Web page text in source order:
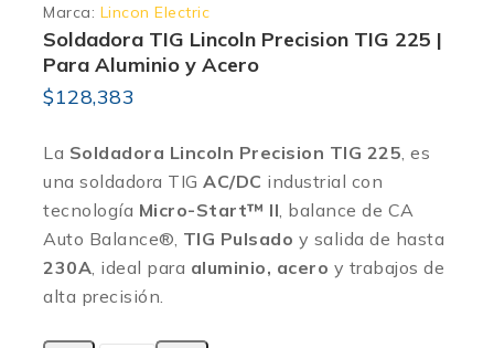
Marca: Lincon Electric
Soldadora TIG Lincoln Precision TIG 225 |
Para Aluminio y Acero
$128,383
La Soldadora Lincoln Precision TIG 225 , es
una soldadora TIG AC/DC industrial con
tecnología Micro-Start™ II , balance de CA
Auto Balance®, TIG Pulsado y salida de hasta
230A , ideal para aluminio, acero y trabajos de
alta precisión.